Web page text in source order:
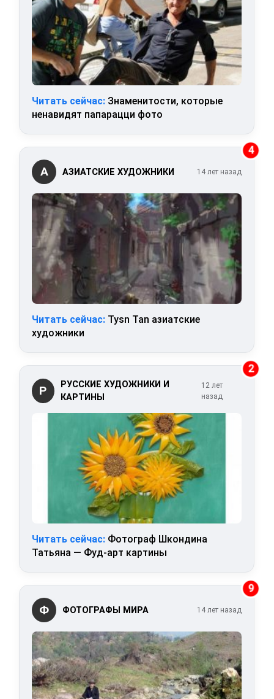
Читать сейчас: Знаменитости, которые
ненавидят папарацци фото
4
А АЗИАТСКИЕ ХУДОЖНИКИ 14 лет назад
Читать сейчас: Tysn Tan азиатские
художники
2
Р
РУССКИЕ ХУДОЖНИКИ И
КАРТИНЫ
12 лет
назад
Читать сейчас: Фотограф Шкондина
Татьяна — Фуд-арт картины
9
Ф ФОТОГРАФЫ МИРА 14 лет назад